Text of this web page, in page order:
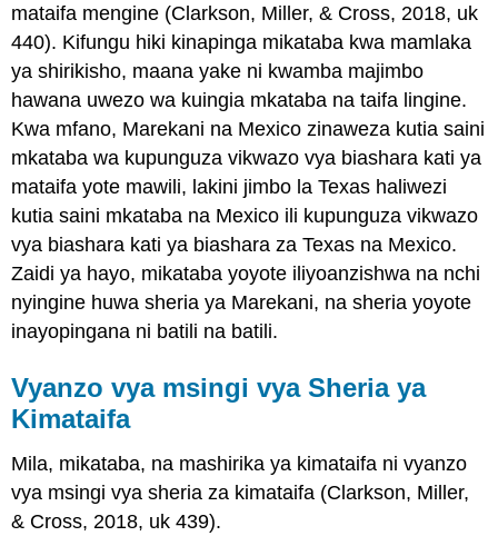
mataifa mengine (Clarkson, Miller, & Cross, 2018, uk
440). Kifungu hiki kinapinga mikataba kwa mamlaka
ya shirikisho, maana yake ni kwamba majimbo
hawana uwezo wa kuingia mkataba na taifa lingine.
Kwa mfano, Marekani na Mexico zinaweza kutia saini
mkataba wa kupunguza vikwazo vya biashara kati ya
mataifa yote mawili, lakini jimbo la Texas haliwezi
kutia saini mkataba na Mexico ili kupunguza vikwazo
vya biashara kati ya biashara za Texas na Mexico.
Zaidi ya hayo, mikataba yoyote iliyoanzishwa na nchi
nyingine huwa sheria ya Marekani, na sheria yoyote
inayopingana ni batili na batili.
Vyanzo vya msingi vya Sheria ya
Kimataifa
Mila, mikataba, na mashirika ya kimataifa ni vyanzo
vya msingi vya sheria za kimataifa (Clarkson, Miller,
& Cross, 2018, uk 439).